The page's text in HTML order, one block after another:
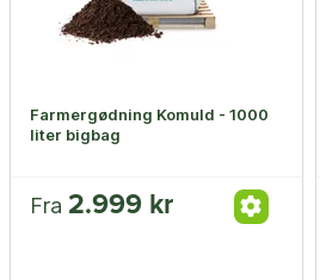
Farmergødning Komuld - 1000
liter bigbag
Fra 2.999 kr